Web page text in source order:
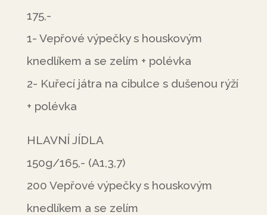
175,-
1- Vepřové výpečky s houskovým
knedlíkem a se zelím + polévka
2- Kuřecí játra na cibulce s dušenou rýží
+ polévka
HLAVNÍ JÍDLA
150g/165,- (A1,3,7)
200 Vepřové výpečky s houskovým
knedlíkem a se zelím